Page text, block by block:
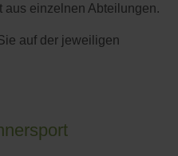
aus einzelnen Abteilungen.
auf der jeweiligen